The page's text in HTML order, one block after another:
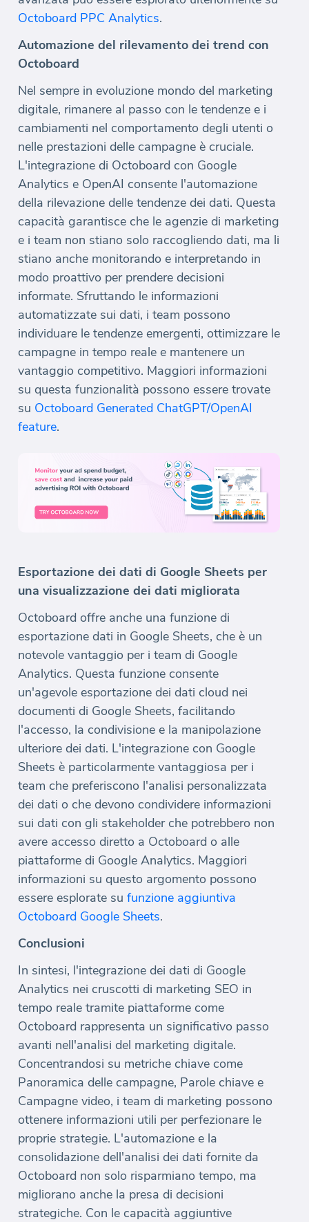
Octoboard PPC Analytics.
Automazione del rilevamento dei trend con
Octoboard
Nel sempre in evoluzione mondo del marketing
digitale, rimanere al passo con le tendenze e i
cambiamenti nel comportamento degli utenti o
nelle prestazioni delle campagne è cruciale.
L'integrazione di Octoboard con Google
Analytics e OpenAI consente l'automazione
della rilevazione delle tendenze dei dati. Questa
capacità garantisce che le agenzie di marketing
e i team non stiano solo raccogliendo dati, ma li
stiano anche monitorando e interpretando in
modo proattivo per prendere decisioni
informate. Sfruttando le informazioni
automatizzate sui dati, i team possono
individuare le tendenze emergenti, ottimizzare le
campagne in tempo reale e mantenere un
vantaggio competitivo. Maggiori informazioni
su questa funzionalità possono essere trovate
su Octoboard Generated ChatGPT/OpenAI
feature.
Esportazione dei dati di Google Sheets per
una visualizzazione dei dati migliorata
Octoboard offre anche una funzione di
esportazione dati in Google Sheets, che è un
notevole vantaggio per i team di Google
Analytics. Questa funzione consente
un'agevole esportazione dei dati cloud nei
documenti di Google Sheets, facilitando
l'accesso, la condivisione e la manipolazione
ulteriore dei dati. L'integrazione con Google
Sheets è particolarmente vantaggiosa per i
team che preferiscono l'analisi personalizzata
dei dati o che devono condividere informazioni
sui dati con gli stakeholder che potrebbero non
avere accesso diretto a Octoboard o alle
piattaforme di Google Analytics. Maggiori
informazioni su questo argomento possono
essere esplorate su funzione aggiuntiva
Octoboard Google Sheets.
Conclusioni
In sintesi, l'integrazione dei dati di Google
Analytics nei cruscotti di marketing SEO in
tempo reale tramite piattaforme come
Octoboard rappresenta un significativo passo
avanti nell'analisi del marketing digitale.
Concentrandosi su metriche chiave come
Panoramica delle campagne, Parole chiave e
Campagne video, i team di marketing possono
ottenere informazioni utili per perfezionare le
proprie strategie. L'automazione e la
consolidazione dell'analisi dei dati fornite da
Octoboard non solo risparmiano tempo, ma
migliorano anche la presa di decisioni
strategiche. Con le capacità aggiuntive